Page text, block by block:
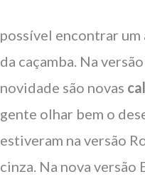
possível encontrar
da caçamba. Na
novidade são novas
gente olhar bem o
estiveram na versão
cinza. Na nova versão